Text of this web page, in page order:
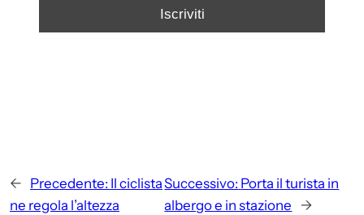
← Precedente: Il ciclista
ne regola l’altezza
Successivo: Porta il turista in
albergo e in stazione
→